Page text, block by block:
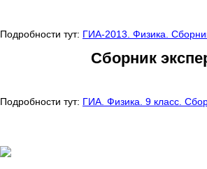
Подробности тут: ГИА-2013. Физика.
Сборник
Подробности тут: ГИА. Физика. 9 класс.